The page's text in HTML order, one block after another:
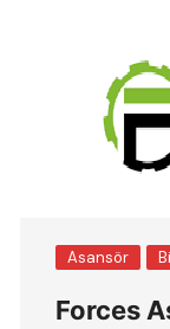
Asansör
Forces